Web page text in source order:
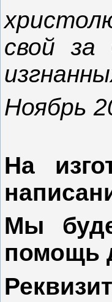
свой за
Ноябрь
На
Мы
помощь